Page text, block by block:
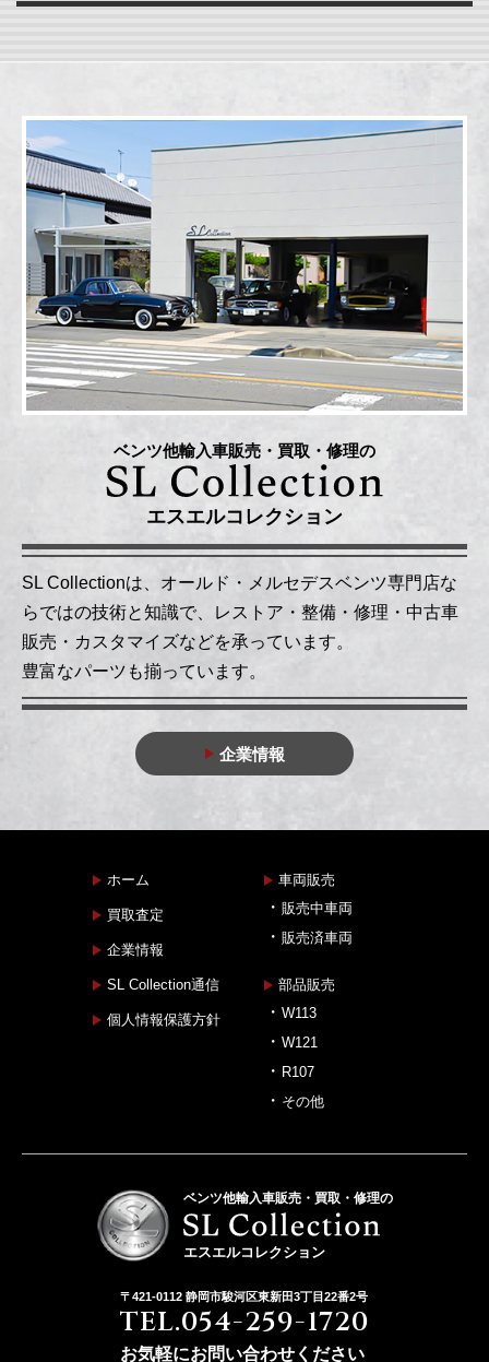
ベンツ他輸入車販売・買取・修理の
エスエルコレクション
SL Collectionは、オールド・メルセデスベンツ専門店な
らではの技術と知識で、レストア・整備・修理・中古車
販売・カスタマイズなどを承っています。
豊富なパーツも揃っています。
企業情報
ホーム
車両販売
販売中車両
販売済車両
部品販売
W113
W121
R107
その他
買取査定
企業情報
SL Collection通信
個人情報保護方針
ベンツ他輸入車販売・買取・修理の
エスエルコレクション
〒421-0112 静岡市駿河区東新田3丁目22番2号
TEL.054-259-1720
お気軽にお問い合わせください